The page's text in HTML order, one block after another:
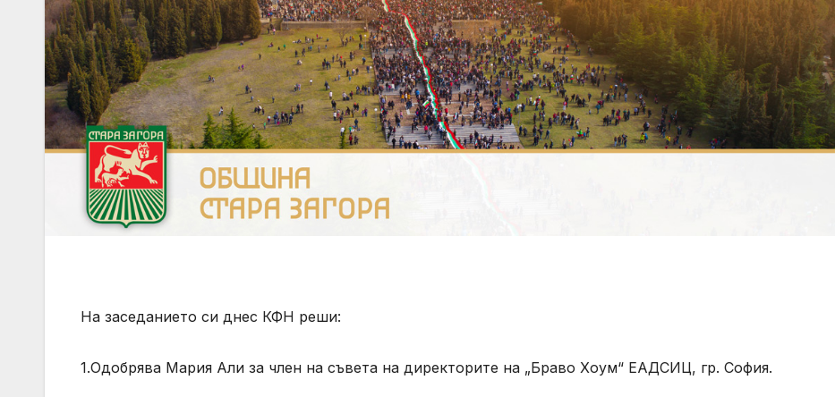
На заседанието си днес КФН реши:
1.Одобрява Мария Али за член на съвета на директорите на „Браво Хоум“ ЕАДСИЦ, гр. София.